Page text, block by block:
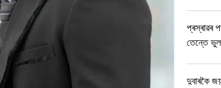
প্ৰস্ৰাৱৰ
তেন্তে
দুবাৰকৈ